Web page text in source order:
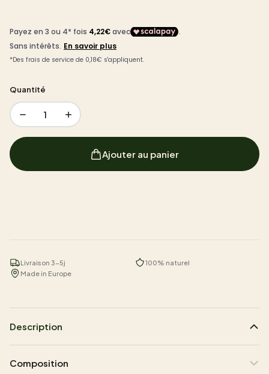
Quantité
1
Ajouter au panier
Livraison 3-5j
100% naturel
Made in Europe
Description
Composition